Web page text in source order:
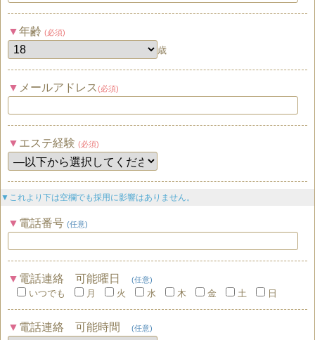
年齢 (必須)
歳
メールアドレス (必須)
エステ経験 (必須)
▼これより下は空欄でも採用に影響はありません。
電話番号 (任意)
電話連絡 可能曜日 (任意)
いつでも 月 火 水 木 金 土 日
電話連絡 可能時間 (任意)